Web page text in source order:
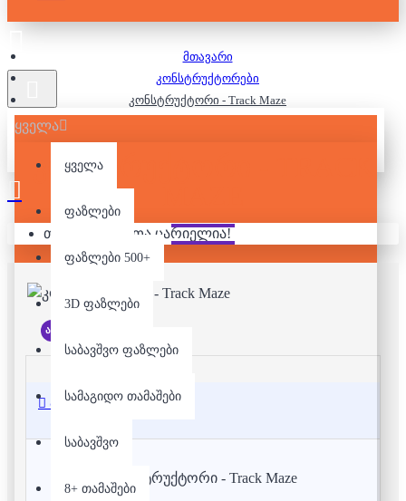
ყველა
ყველა
ფაზლები
ფაზლები 500+
3D ფაზლები
საბავშვო ფაზლები
სამაგიდო თამაშები
საბავშვო
8+ თამაშები
თქვენი კალათა ცარიელია!
მთავარი
კონსტრუქტორები
კონსტრუქტორი - Track Maze
ᲙᲝᲜᲡᲢᲠᲣᲥᲢᲝᲠᲘ - TRACK
არ არის მარაგში
აღწერა
კონსტრუქტორი - Track Maze